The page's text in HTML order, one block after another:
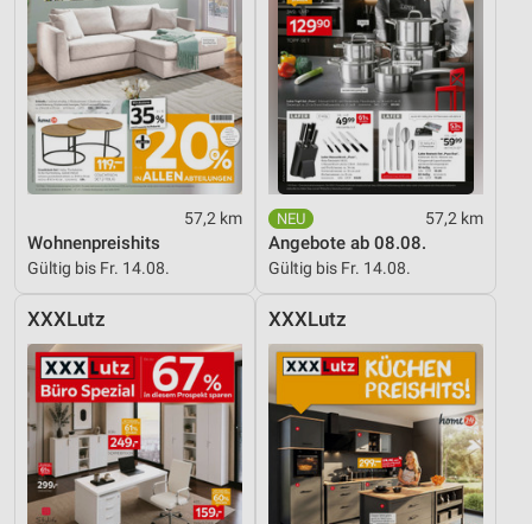
57,2 km
Wohnenpreishits
Gültig bis Fr. 14.08.
57,2 km
Angebote ab 08.08.
Gültig bis Fr. 14.08.
XXXLutz XXXLutz